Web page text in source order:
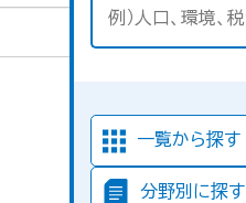
一覧から探す
分野別に探す